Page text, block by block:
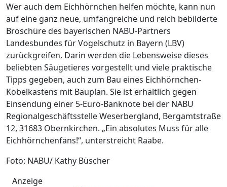
Wer auch dem Eichhörnchen helfen möchte, kann nun
auf eine ganz neue, umfangreiche und reich bebilderte
Broschüre des bayerischen NABU-Partners
Landesbundes für Vogelschutz in Bayern (LBV)
zurückgreifen. Darin werden die Lebensweise dieses
beliebten Säugetieres vorgestellt und viele praktische
Tipps gegeben, auch zum Bau eines Eichhörnchen-
Kobelkastens mit Bauplan. Sie ist erhältlich gegen
Einsendung einer 5-Euro-Banknote bei der NABU
Regionalgeschäftsstelle Weserbergland, Bergamtstraße
12, 31683 Obernkirchen. „Ein absolutes Muss für alle
Eichhörnchenfans!“, unterstreicht Raabe.
Foto: NABU/ Kathy Büscher
Anzeige